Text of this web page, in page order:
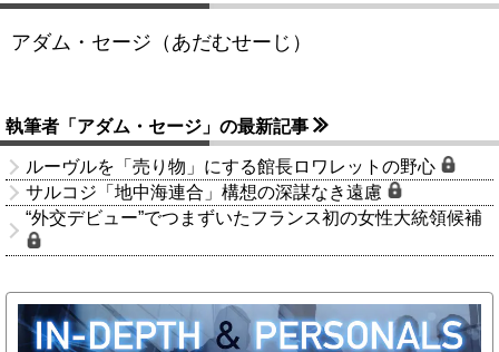
アダム・セージ（あだむせーじ）
執筆者「アダム・セージ」の最新記事
ルーヴルを「売り物」にする館長ロワレットの野心
サルコジ「地中海連合」構想の深謀なき遠慮
“外交デビュー”でつまずいたフランス初の女性大統領候補